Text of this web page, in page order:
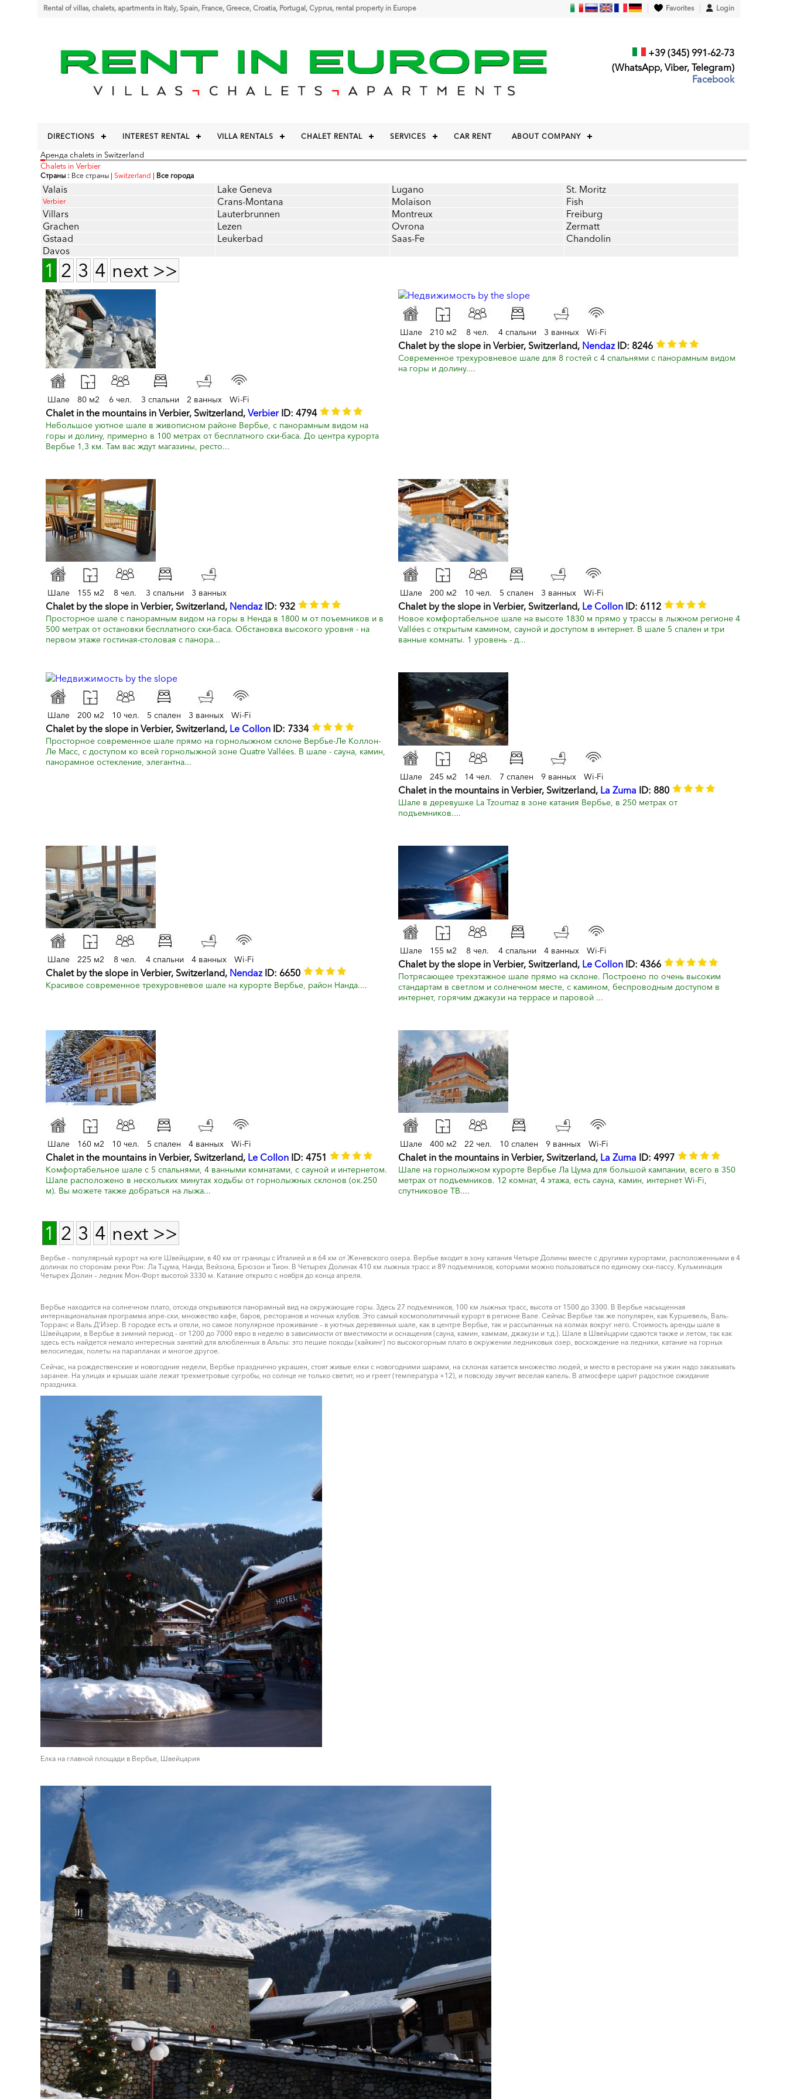
Rental of villas, chalets, apartments in Italy, Spain, France, Greece, Croatia, Portugal, Cyprus, rental property in Europe Favorites Login
+39 (345) 991-62-73
(WhatsApp, Viber, Telegram)
Facebook
DIRECTIONS INTEREST RENTAL VILLA RENTALS CHALET RENTAL SERVICES CAR RENT ABOUT COMPANY
Аренда chalets in Switzerland
Chalets in Verbier
Страны : Все страны | Switzerland | Все города
Valais Lake Geneva Lugano St. Moritz
Verbier Crans-Montana Molaison
Fish
Villars
Lauterbrunnen Montreux
Freiburg
Grachen
Lezen Ovrona
Zermatt
Gstaad
Leukerbad Saas-Fe
Chandolin
Davos
1 2 3 4 next >>
Шале 80 м2 6 чел. 3 спальни 2 ванных Wi-Fi
Chalet in the mountains in Verbier, Switzerland, VerbierID: 4794
Небольшое уютное шале в живописном районе Вербье, с панорамным видом на
горы и долину, примерно в 100 метрах от бесплатного ски-баса. До центра курорта
Вербье 1,3 км. Там вас ждут магазины, ресто...
Шале 210 м2 8 чел. 4 спальни 3 ванных Wi-Fi
Chalet by the slope in Verbier, Switzerland, NendazID: 8246
Современное трехуровневое шале для 8 гостей с 4 спальнями с панорамным видом
на горы и долину....
Шале 155 м2 8 чел. 3 спальни 3 ванных
Chalet by the slope in Verbier, Switzerland, NendazID: 932
Просторное шале с панорамным видом на горы в Ненда в 1800 м от поъемников и в
500 метрах от остановки бесплатного ски-баса. Обстановка высокого уровня - на
первом этаже гостиная-столовая с панора...
Шале 200 м2 10 чел. 5 спален 3 ванных Wi-Fi
Chalet by the slope in Verbier, Switzerland, Le Collon ID: 6112
Новое комфортабельное шале на высоте 1830 м прямо у трассы в лыжном регионе 4
Vallées с открытым камином, сауной и доступом в интернет. В шале 5 спален и три
ванные комнаты. 1 уровень - д...
Шале 200 м2 10 чел. 5 спален 3 ванных Wi-Fi
Chalet by the slope in Verbier, Switzerland, Le Collon ID: 7334
Просторное современное шале прямо на горнолыжном склоне Вербье-Ле Коллон-
Ле Масс, с доступом ко всей горнолыжной зоне Quatre Vallées. В шале - сауна, камин,
панорамное остекление, элегантна...
Шале
245 м2 14 чел. 7 спален 9 ванных Wi-Fi
Chalet in the mountains in Verbier, Switzerland, La Zuma ID: 880
Шале в деревушке La Tzoumaz в зоне катания Вербье, в 250 метрах от
подъемников....
Шале 225 м2 8 чел. 4 спальни 4 ванных Wi-Fi
Chalet by the slope in Verbier, Switzerland, NendazID: 6650
Красивое современное трехуровневое шале на курорте Вербье, район Нанда....
Шале 155 м2 8 чел. 4 спальни 4 ванных Wi-Fi
Chalet by the slope in Verbier, Switzerland, Le Collon ID: 4366
Потрясающее трехэтажное шале прямо на склоне. Построено по очень высоким
стандартам в светлом и солнечном месте, с камином, беспроводным доступом в
интернет, горячим джакузи на террасе и паровой ...
Шале 160 м2 10 чел. 5 спален 4 ванных Wi-Fi
Chalet in the mountains in Verbier, Switzerland, Le Collon ID: 4751
Комфортабельное шале с 5 спальнями, 4 ванными комнатами, с сауной и интернетом.
Шале расположено в нескольких минутах ходьбы от горнолыжных склонов (ок.250
м). Вы можете также добраться на лыжа...
Шале 400 м2 22 чел. 10 спален 9 ванных Wi-Fi
Chalet in the mountains in Verbier, Switzerland, La Zuma ID: 4997
Шале на горнолыжном курорте Вербье Ла Цума для большой кампании, всего в 350
метрах от подъемников. 12 комнат, 4 этажа, есть сауна, камин, интернет Wi-Fi,
спутниковое ТВ....
1 2 3 4 next >>
Вербье – популярный курорт на юге Швейцарии, в 40 км от границы с Италией и в 64 км от Женевского озера. Вербье входит в зону катания Четыре Долины вместе с другими курортами, расположенными в 4
долинах по сторонам реки Рон: Ла Тцума, Нанда, Вейзона, Брюзон и Тион. В Четырех Долинах 410 км лыжных трасс и 89 подъемников, которыми можно пользоваться по единому ски-пассу. Кульминация
Четырех Долин – ледник Мон-Форт высотой 3330 м. Катание открыто с ноября до конца апреля.
Вербье находится на солнечном плато, отсюда открываются панорамный вид на окружающие горы. Здесь 27 подъемников, 100 км лыжных трасс, высота от 1500 до 3300. В Вербье насыщенная
интернациональная программа апре-ски, множество кафе, баров, ресторанов и ночных клубов. Это самый космополитичный курорт в регионе Вале. Сейчас Вербье так же популярен, как Куршевель, Валь-
Торранс и Валь Д’Изер. В городке есть и отели, но самое популярное проживание – в уютных деревянных шале, как в центре Вербье, так и рассыпанных на холмах вокруг него. Стоимость аренды шале в
Швейцарии, в Вербье в зимний период - от 1200 до 7000 евро в неделю в зависимости от вместимости и оснащения (сауна, камин, хаммам, джакузи и т.д.). Шале в Швейцарии сдаются также и летом, так как
здесь есть найдется немало интересных занятий для влюбленных в Альпы: это пешие походы (хайкинг) по высокогорным плато в окружении ледниковых озер, восхождение на ледники, катание на горных
велосипедах, полеты на парапланах и многое другое.
Сейчас, на рождественские и новогодние недели, Вербье празднично украшен, стоят живые елки с новогодними шарами, на склонах катается множество людей, и место в ресторане на ужин надо заказывать
заранее. На улицах и крышах шале лежат трехметровые сугробы, но солнце не только светит, но и греет (температура +12), и повсюду звучит веселая капель. В атмосфере царит радостное ожидание
праздника.
Елка на главной площади в Вербье, Швейцария